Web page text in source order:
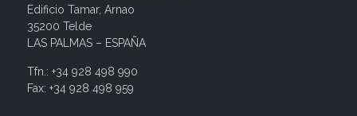
Edificio Tamar, Arnao
35200 Telde
LAS PALMAS – ESPAÑA
Tfn.: +34 928 498 990
Fax: +34 928 498 959